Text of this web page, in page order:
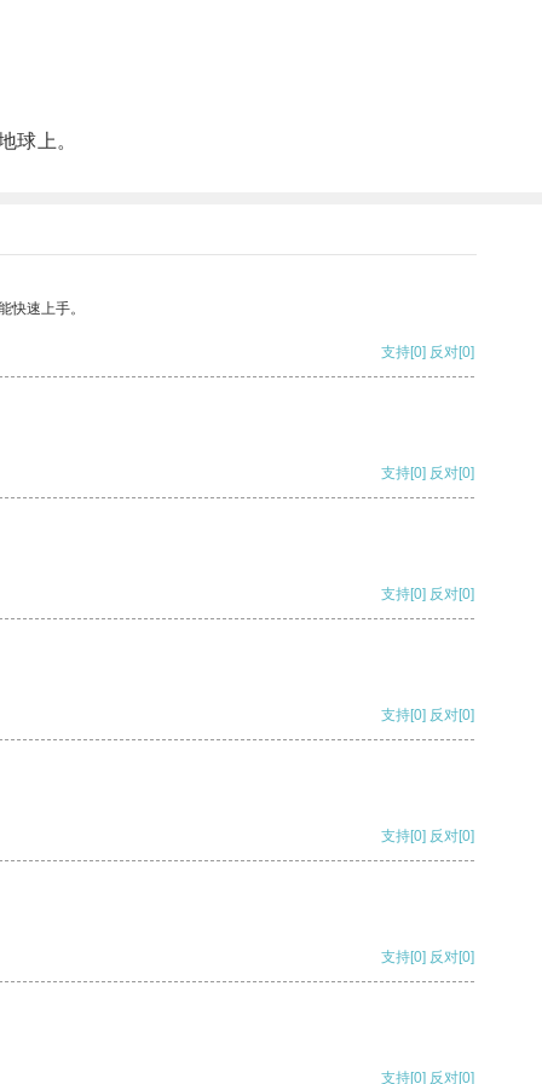
球上。
快速上手。
支持[0] 反对[0]
支持[0] 反对[0]
支持[0] 反对[0]
支持[0] 反对[0]
支持[0] 反对[0]
支持[0] 反对[0]
支持[0] 反对[0]